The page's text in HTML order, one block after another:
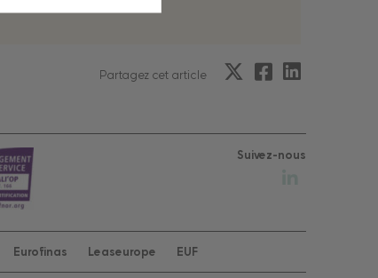
Partagez cet article
Suivez-nous
Eurofinas Leaseurope EUF